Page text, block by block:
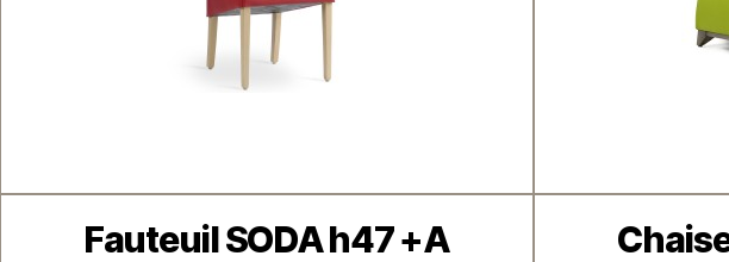
Catégories
Fauteuil SODA h47 +A